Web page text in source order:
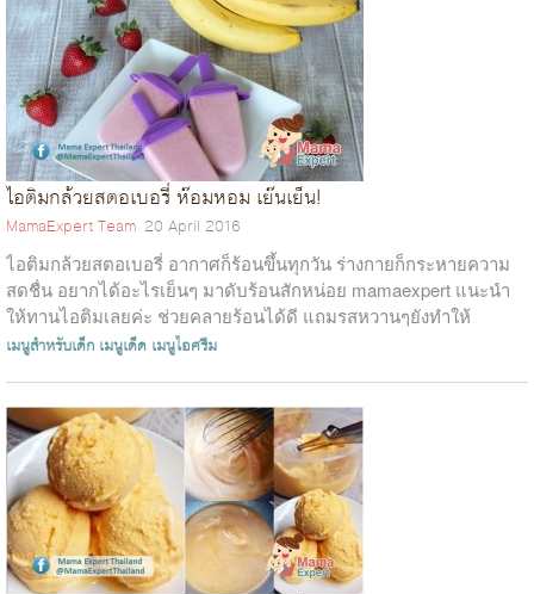
ไอติมกล้วยสตอเบอรี่ ห๊อมหอม เย๊นเย็น!
MamaExpert Team 20 April 2016
ไอติมกล้วยสตอเบอรี่ อากาศก็ร้อนขึ้นทุกวัน ร่างกายก็กระหายความ
สดชื่น อยากได้อะไรเย็นๆ มาดับร้อนสักหน่อย mamaexpert แนะนำ
ให้ทานไอติมเลยค่ะ ช่วยคลายร้อนได้ดี แถมรสหวานๆยังทำให้
ร่างกายสดชื่นขึ้นด้วย วั...
เมนูสำหรับเด็ก เมนูเด็ด เมนูไอศรีม